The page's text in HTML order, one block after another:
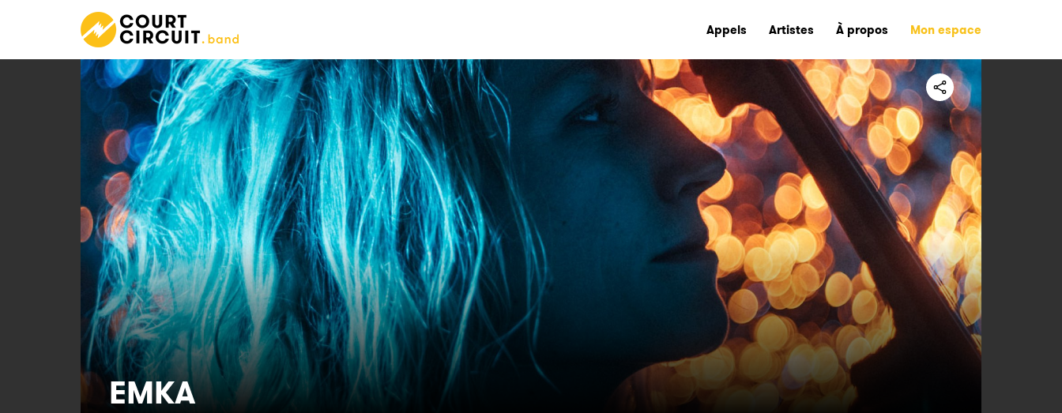
Appels Artistes À propos Mon espace
EMKA